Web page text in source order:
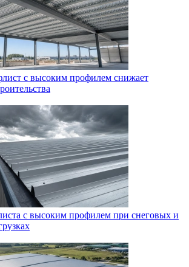
с высоким профилем снижает
с высоким профилем при снеговых и